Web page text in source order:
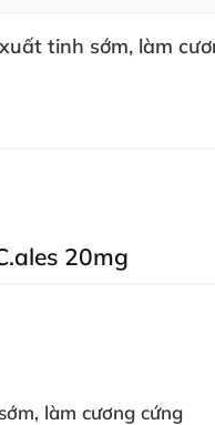
tinh sớm, làm
20mg
, làm cương cứng